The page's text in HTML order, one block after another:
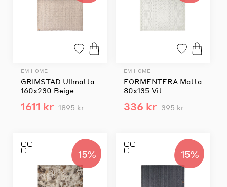
EM HOME
GRIMSTAD Ullmatta
160x230 Beige
1611 kr 1895 kr
EM HOME
FORMENTERA Matta
80x135 Vit
336 kr 395 kr
15% 15%